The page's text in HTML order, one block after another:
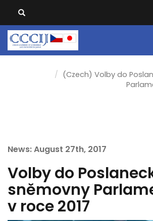
(Czech) Volby do
News: August 27th, 2017
Volby do
sněmovny
v roce 2017